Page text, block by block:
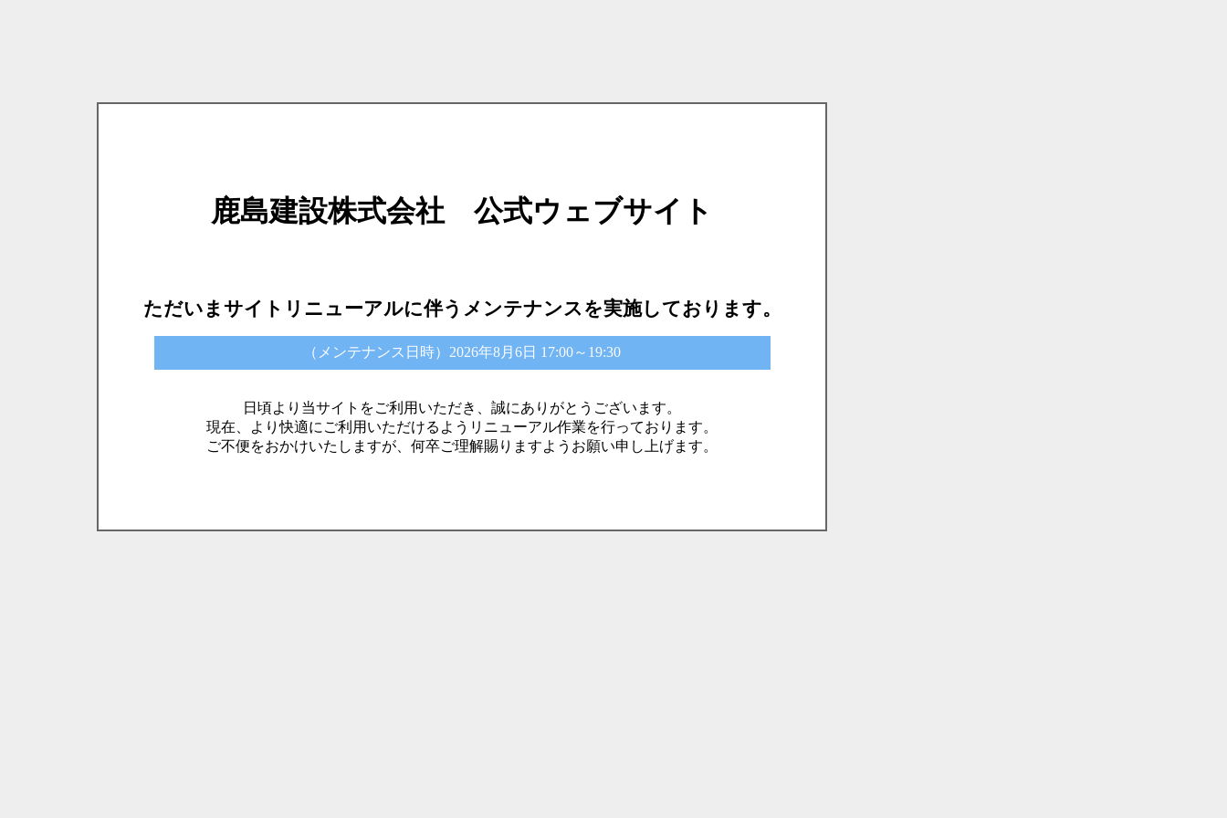
鹿島建設株式会社 公式ウェブサイト
ただいまサイトリニューアルに伴うメンテナンスを実施しております。
（メンテナンス日時）2026年8月6日 17:00～19:30
日頃より当サイトをご利用いただき、誠にありがとうございます。
現在、より快適にご利用いただけるようリニューアル作業を行っております。
ご不便をおかけいたしますが、何卒ご理解賜りますようお願い申し上げます。